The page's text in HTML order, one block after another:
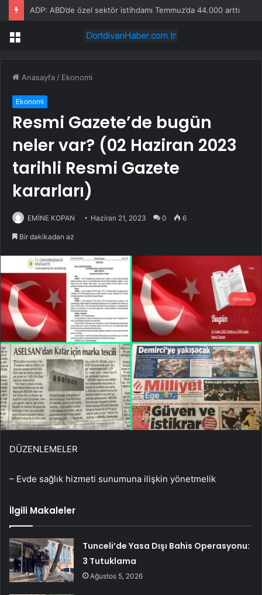
ADP: ABD’de özel sektör istihdamı Temmuz’da 44.000 arttı
Menü
Anasayfa / Ekonomi
Ekonomi
Resmi Gazete’de bugün
neler var? (02 Haziran 2023
tarihli Resmi Gazete
kararları)
EMİNE KOPAN Haziran 21, 2023 0 6
Bir dakikadan az
DÜZENLEMELER
– Evde sağlık hizmeti sunumuna ilişkin yönetmelik
İlgili Makaleler
Tunceli’de Yasa Dışı Bahis Operasyonu:
3 Tutuklama
Ağustos 5, 2026